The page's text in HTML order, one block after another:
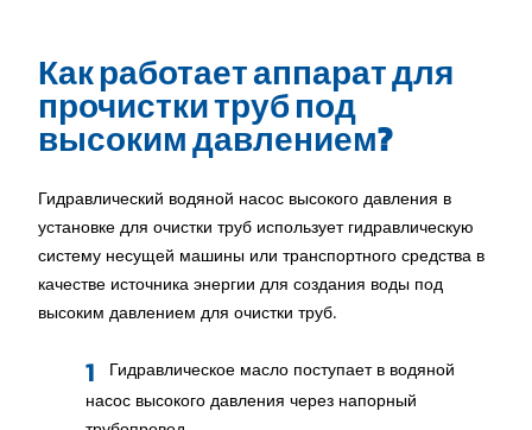
Как работает аппарат для
прочистки труб под
высоким давлением?
Гидравлический водяной насос высокого давления в
установке для очистки труб использует гидравлическую
систему несущей машины или транспортного средства в
качестве источника энергии для создания воды под
высоким давлением для очистки труб.
Гидравлическое масло поступает в водяной
насос высокого давления через напорный